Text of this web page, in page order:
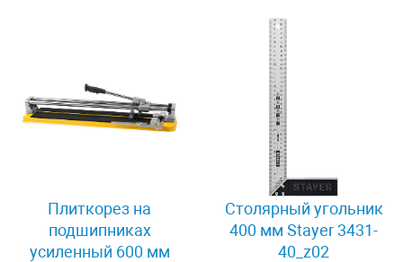
Плиткорез на
подшипниках
усиленный 600 мм
Столярный угольник
400 мм Stayer 3431-
40_z02